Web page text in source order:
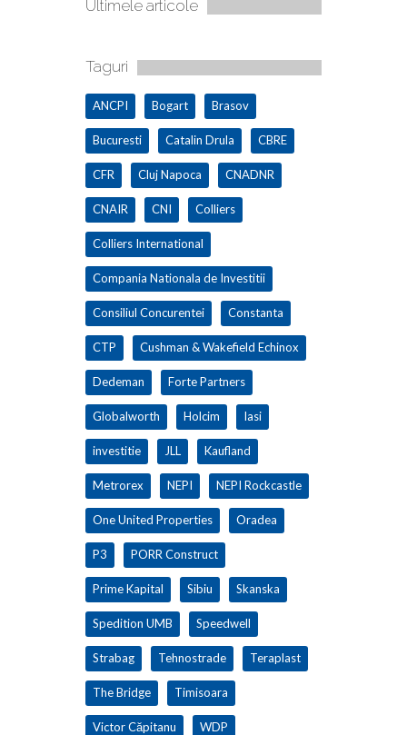
Ultimele articole
Taguri
ANCPI Bogart Brasov
Bucuresti Catalin Drula CBRE
CFR Cluj Napoca CNADNR
CNAIR CNI Colliers
Colliers International
Compania Nationala de Investitii
Consiliul Concurentei Constanta
CTP Cushman & Wakefield Echinox
Dedeman Forte Partners
Globalworth Holcim Iasi
investitie JLL Kaufland
Metrorex NEPI NEPI Rockcastle
One United Properties Oradea
P3 PORR Construct
Prime Kapital Sibiu Skanska
Spedition UMB Speedwell
Strabag Tehnostrade Teraplast
The Bridge Timisoara
Victor Căpitanu WDP